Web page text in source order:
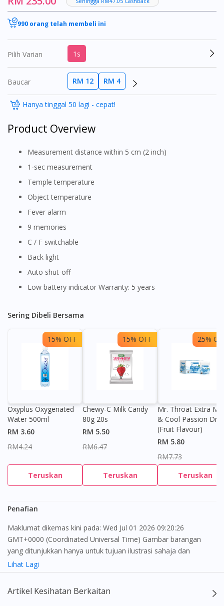
990 orang telah membeli ini
Pilih Varian 1s
Baucar RM 12 RM 4
Hanya tinggal 50 lagi - cepat!
Product Overview
Measurement distance within 5 cm (2 inch)
1-sec measurement
Temple temperature
Object temperature
Fever alarm
9 memories
C / F switchable
Back light
Auto shut-off
Low battery indicator Warranty: 5 years
Sering Dibeli Bersama
15% OFF
Oxyplus Oxygenated
Water 500ml
RM 3.60
RM4.24
Teruskan
15% OFF
Chewy-C Milk Candy
80g 20s
RM 5.50
RM6.47
Teruskan
25%
Mr. Throat Extra
& Cool Passion
(Fruit Flavour)
RM 5.80
RM7.73
Teruskan
Penafian
Maklumat dikemas kini pada: Wed Jul 01 2026 09:20:26
GMT+0000 (Coordinated Universal Time) Gambar barangan
yang ditunjukkan hanya untuk tujuan ilustrasi sahaja dan
mungkin tidak seperti produk yang sebenar
maklumat sahaja, bagi kegunaan para pengamal perubatan dan
Lihat Lagi
Artikel Kesihatan Berkaitan